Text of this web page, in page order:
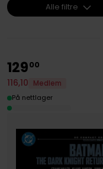
12900
116,10
Medlem
På nettlager
Alle filtre